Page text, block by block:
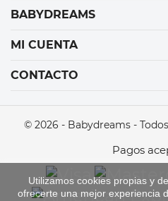
Utilizamos cookies propias y
ofrecerte una mejor experiencia
BABYDREAMS
MI CUENTA
CONTACTO
© 2026 - Babydreams -
Pagos